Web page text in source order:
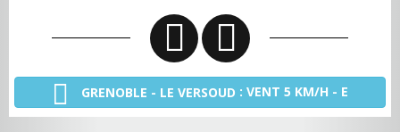
GRENOBLE - LE VERSOUD : VENT 5 KM/H - E